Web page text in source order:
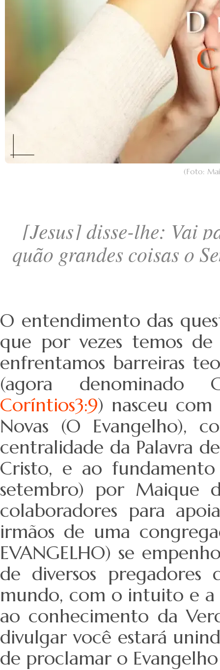
(Foto:
[Jesus] disse-lhe: Vai
quão grandes coisas o
O entendimento das
que por vezes temos
enfrentamos barreiras
(agora denominado
Coríntios3:9) nasceu
Novas (O Evangelho),
centralidade da Palavra
Cristo, e ao
setembro) por Maique
colaboradores para
irmãos de uma
EVANGELHO) se
de diversos
mundo, com o intuito e a
ao conhecimento da
divulgar você estará
de proclamar o